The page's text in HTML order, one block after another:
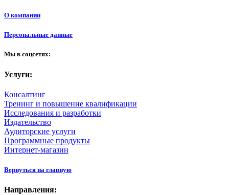
О компании
Персональные данные
Мы в соцсетях:
Услуги:
Консалтинг
Тренинг и повышение квалификации
Исследования и разработки
Издательство
Аудиторские услуги
Программные продукты
Интернет-магазин
Вернуться на главную
Направления: